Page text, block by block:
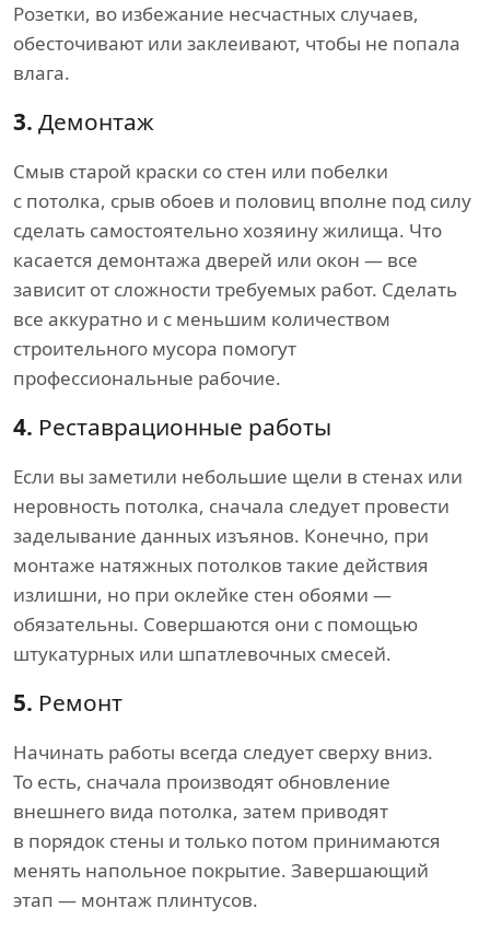
Розетки, во избежание несчастных случаев,
обесточивают или заклеивают, чтобы не попала
влага.
3. Демонтаж
Смыв старой краски со стен или побелки
с потолка, срыв обоев и половиц вполне под силу
сделать самостоятельно хозяину жилища. Что
касается демонтажа дверей или окон — все
зависит от сложности требуемых работ. Сделать
все аккуратно и с меньшим количеством
строительного мусора помогут
профессиональные рабочие.
4. Реставрационные работы
Если вы заметили небольшие щели в стенах или
неровность потолка, сначала следует провести
заделывание данных изъянов. Конечно, при
монтаже натяжных потолков такие действия
излишни, но при оклейке стен обоями —
обязательны. Совершаются они с помощью
штукатурных или шпатлевочных смесей.
5. Ремонт
Начинать работы всегда следует сверху вниз.
То есть, сначала производят обновление
внешнего вида потолка, затем приводят
в порядок стены и только потом принимаются
менять напольное покрытие. Завершающий
этап — монтаж плинтусов.